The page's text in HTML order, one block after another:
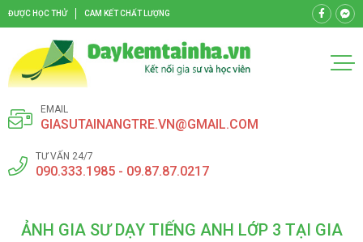
ĐƯỢC HỌC THỬ CAM KẾT CHẤT LƯỢNG
EMAIL
GIASUTAINANGTRE.VN@GMAIL.COM
TƯ VẤN 24/7
090.333.1985 - 09.87.87.0217
ẢNH GIA SƯ DẠY TIẾNG ANH LỚP 3 TẠI GIA